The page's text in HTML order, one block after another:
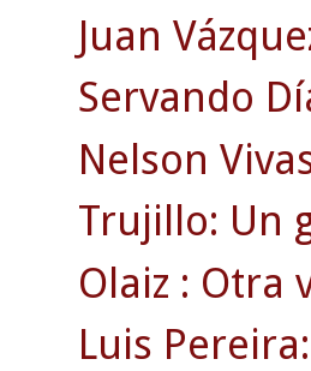
Juan
Servando
Nelson
Trujillo: Un
Olaiz : Otra
Luis